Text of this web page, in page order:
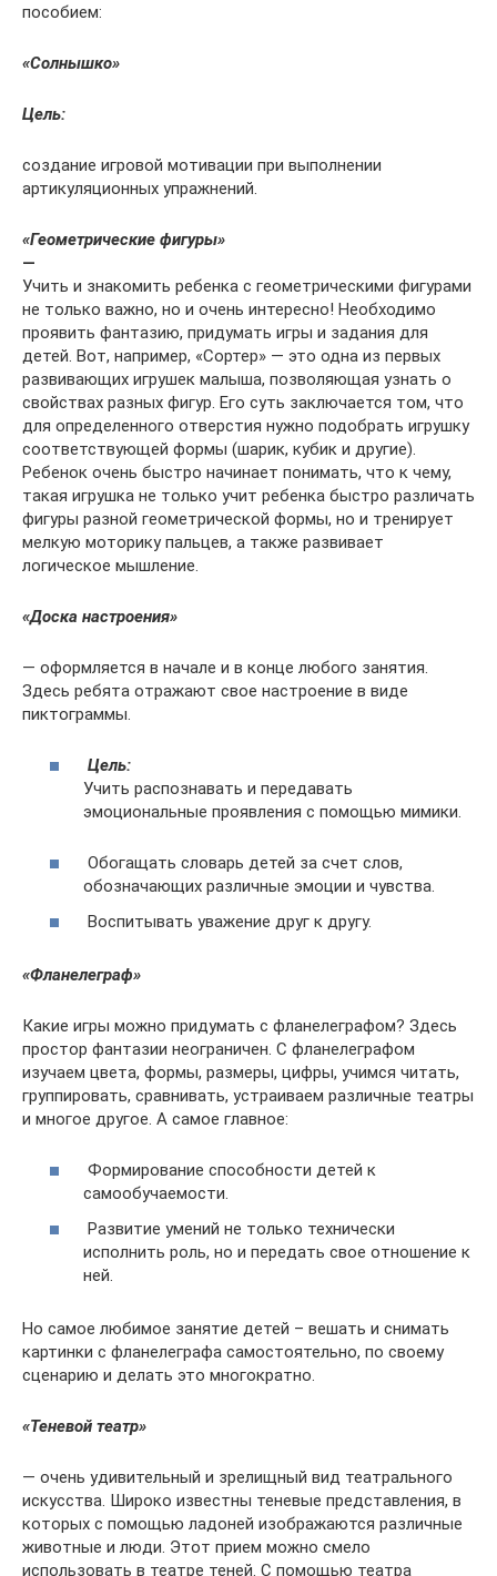
пособием:
«Солнышко»
Цель:
создание игровой мотивации при выполнении
артикуляционных упражнений.
«Геометрические фигуры»
—
Учить и знакомить ребенка с геометрическими фигурами
не только важно, но и очень интересно! Необходимо
проявить фантазию, придумать игры и задания для
детей. Вот, например, «Сортер» — это одна из первых
развивающих игрушек малыша, позволяющая узнать о
свойствах разных фигур. Его суть заключается том, что
для определенного отверстия нужно подобрать игрушку
соответствующей формы (шарик, кубик и другие).
Ребенок очень быстро начинает понимать, что к чему,
такая игрушка не только учит ребенка быстро различать
фигуры разной геометрической формы, но и тренирует
мелкую моторику пальцев, а также развивает
логическое мышление.
«Доска настроения»
— оформляется в начале и в конце любого занятия.
Здесь ребята отражают свое настроение в виде
пиктограммы.
Цель:
Учить распознавать и передавать
эмоциональные проявления с помощью мимики.
Обогащать словарь детей за счет слов,
обозначающих различные эмоции и чувства.
Воспитывать уважение друг к другу.
«Фланелеграф»
Какие игры можно придумать с фланелеграфом? Здесь
простор фантазии неограничен. С фланелеграфом
изучаем цвета, формы, размеры, цифры, учимся читать,
группировать, сравнивать, устраиваем различные театры
и многое другое. А самое главное:
Формирование способности детей к
самообучаемости.
Развитие умений не только технически
исполнить роль, но и передать свое отношение к
ней.
Но самое любимое занятие детей – вешать и снимать
картинки с фланелеграфа самостоятельно, по своему
сценарию и делать это многократно.
«Теневой театр»
— очень удивительный и зрелищный вид театрального
искусства. Широко известны теневые представления, в
которых с помощью ладоней изображаются различные
животные и люди. Этот прием можно смело
использовать в театре теней. С помощью театра